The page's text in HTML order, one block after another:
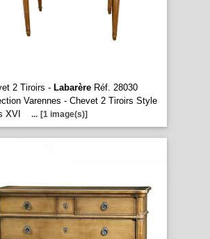
2 Tiroirs - LabarèreRéf. 28030
Varennes - Chevet 2 Tiroirs Style
XVI
... [1 image(s)]